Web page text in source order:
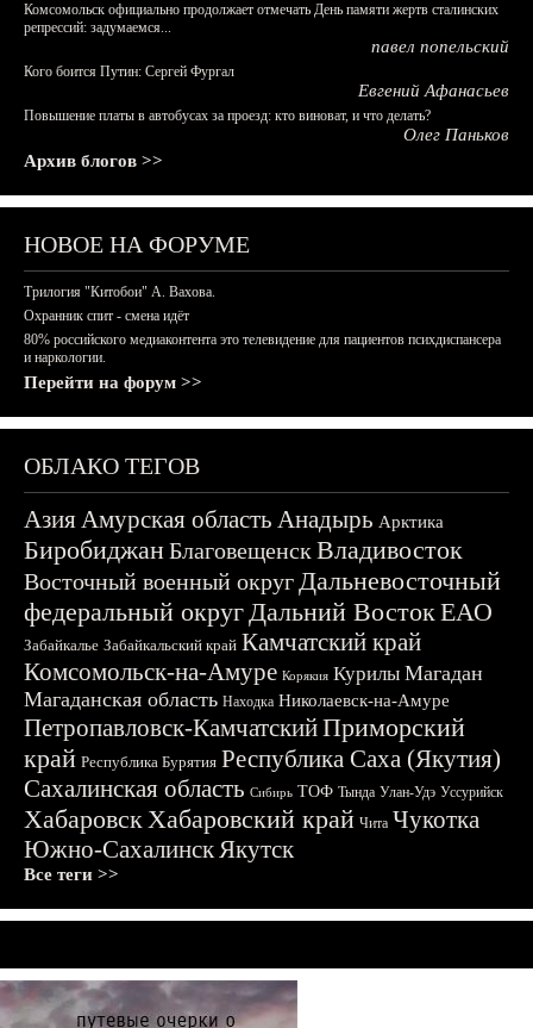
Комсомольск официально продолжает отмечать День памяти жертв сталинских
репрессий: задумаемся...
павел попельский
Кого боится Путин: Сергей Фургал
Евгений Афанасьев
Повышение платы в автобусах за проезд: кто виноват, и что делать?
Олег Паньков
Архив блогов >>
НОВОЕ НА ФОРУМЕ
Трилогия "Китобои" А. Вахова.
Охранник спит - смена идёт
80% российского медиаконтента это телевидение для пациентов психдиспансера
и наркологии.
Перейти на форум >>
ОБЛАКО ТЕГОВ
АзияАмурская область Анадырь Арктика
БиробиджанБлаговещенскВладивосток
Восточный военный округДальневосточный
федеральный округДальний ВостокЕАО
Забайкалье Забайкальский край Камчатский край
Комсомольск-на-Амуре Корякия Курилы Магадан
Магаданская область Находка Николаевск-на-Амуре
Петропавловск-КамчатскийПриморский
край Республика Бурятия Республика Саха (Якутия)
Сахалинская область Сибирь ТОФ Тында Улан-Удэ Уссурийск
ХабаровскХабаровский край Чита Чукотка
Южно-СахалинскЯкутск
Все теги >>